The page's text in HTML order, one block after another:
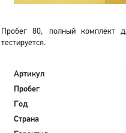
Пробег 80, полный комплект
тестируется.
Артикул
Пробег
Год
Страна